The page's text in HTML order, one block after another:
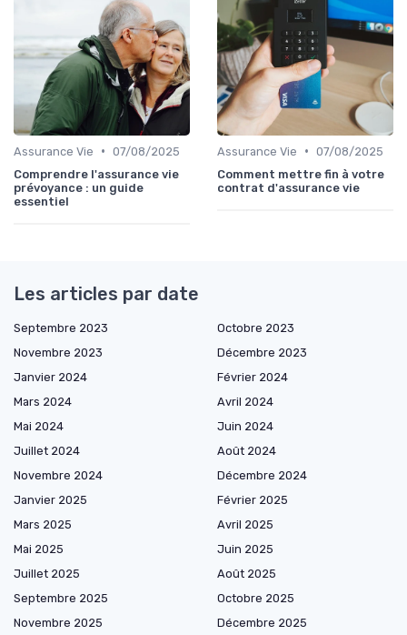
Assurance Vie • 07/08/2025
Comprendre l'assurance vie
prévoyance : un guide
essentiel
Assurance Vie • 07/08/2025
Comment mettre fin à votre
contrat d'assurance vie
Les articles par date
Septembre 2023
Octobre 2023
Novembre 2023
Décembre 2023
Janvier 2024
Février 2024
Mars 2024
Avril 2024
Mai 2024
Juin 2024
Juillet 2024
Août 2024
Novembre 2024
Décembre 2024
Janvier 2025
Février 2025
Mars 2025
Avril 2025
Mai 2025
Juin 2025
Juillet 2025
Août 2025
Septembre 2025
Octobre 2025
Novembre 2025
Décembre 2025